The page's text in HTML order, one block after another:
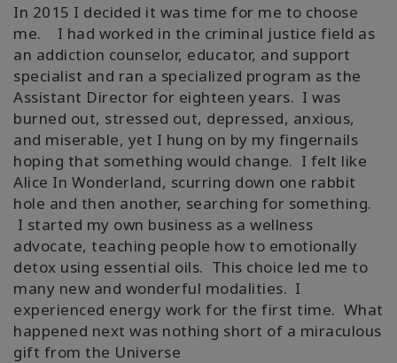
In 2015 I decided it was time for me to choose
me. I had worked in the criminal justice field as
an addiction counselor, educator, and support
specialist and ran a specialized program as the
Assistant Director for eighteen years. I was
burned out, stressed out, depressed, anxious,
and miserable, yet I hung on by my fingernails
hoping that something would change. I felt like
Alice In Wonderland, scurring down one rabbit
hole and then another, searching for something.
I started my own business as a wellness
advocate, teaching people how to emotionally
detox using essential oils. This choice led me to
many new and wonderful modalities. I
experienced energy work for the first time. What
happened next was nothing short of a miraculous
gift from the Universe